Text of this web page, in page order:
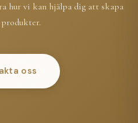
hur vi kan hjälpa dig att skapa
oss